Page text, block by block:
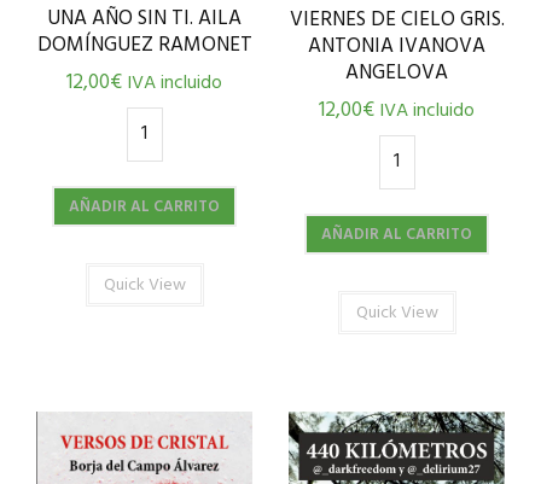
UNA AÑO SIN TI. AILA
DOMÍNGUEZ RAMONET
12,00€IVA incluido
AÑADIR AL CARRITO
Quick View
VIERNES DE CIELO GRIS.
ANTONIA IVANOVA
ANGELOVA
12,00€IVA incluido
AÑADIR AL CARRITO
Quick View